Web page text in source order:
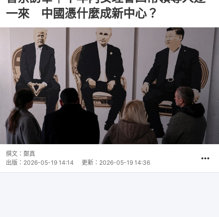
一來 中國憑什麼成新中心？
撰文： 鄭真
出版： 2026-05-19 14:14 更新： 2026-05-19 14:36